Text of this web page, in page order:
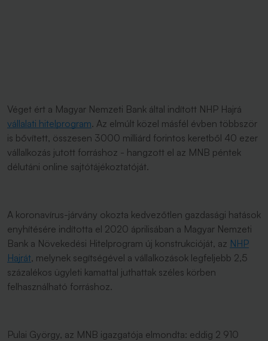
Véget ért a Magyar Nemzeti Bank által indított NHP Hajrá
vállalati hitelprogram. Az elmúlt közel másfél évben többször
is bővített, összesen 3000 milliárd forintos keretből 40 ezer
vállalkozás jutott forráshoz - hangzott el az MNB péntek
délutáni online sajtótájékoztatóját.
A koronavírus-járvány okozta kedvezőtlen gazdasági hatások
enyhítésére indította el 2020 áprilisában a Magyar Nemzeti
Bank a Növekedési Hitelprogram új konstrukcióját, az NHP
Hajrát, melynek segítségével a vállalkozások legfeljebb 2,5
százalékos ügyleti kamattal juthattak széles körben
felhasználható forráshoz.
Pulai György, az MNB igazgatója elmondta: eddig 2 910